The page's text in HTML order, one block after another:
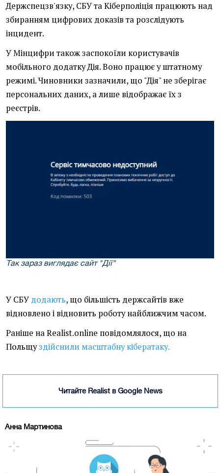
Держспецзв'язку, СБУ та Кіберполіція працюють над
збиранням цифрових доказів та розслідують
інцидент.
У Мінцифри також заспокоїли користувачів
мобільного додатку Дія. Воно працює у штатному
режимі. Чиновники зазначили, що "Дія" не зберігає
персональних даних, а лише відображає їх з
реєстрів.
Так зараз виглядає сайт "Дії"
У СБУ додають, що більшість держсайтів вже
відновлено і відновить роботу найближчим часом.
Раніше на Realist.online повідомлялося, що на
Польщуздійснили масштабну кібератаку.
Читайте Realist в Google News
Анна Мартинова